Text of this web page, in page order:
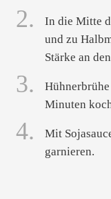
2.
In die Mitte
und zu
Stärke an
3.
Minuten
4.
Mit
garnieren.